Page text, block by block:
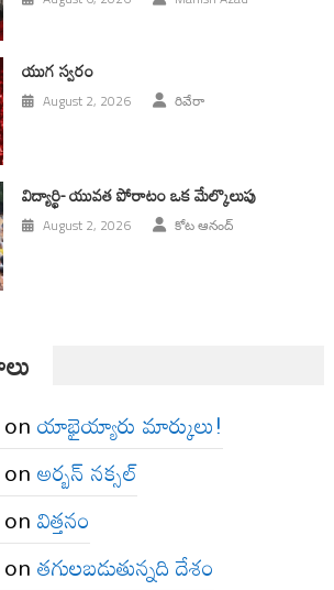
యుగ స్వ‌రం
August 2, 2026 రివేరా
విద్యార్థి- యువత పోరాటం ఒక మేల్కొలుపు
August 2, 2026 కోట ఆనంద్
onయాభైయ్యారు మార్కులు!
onఅర్బన్ నక్సల్
onవిత్తనం
onతగులబడుతున్నది దేశం